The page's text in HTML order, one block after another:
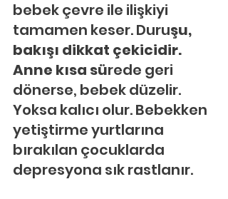
bebek çevre ile ilişkiyi
tamamen keser. Duruşu,
bakışı dikkat çekicidir.
Anne kısa sürede geri
dönerse, bebek düzelir.
Yoksa kalıcı olur. Bebekken
yetiştirme yurtlarına
bırakılan çocuklarda
depresyona sık rastlanır.